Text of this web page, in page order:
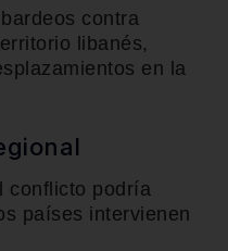
contra
libanés,
en la
conflicto podría
países intervienen